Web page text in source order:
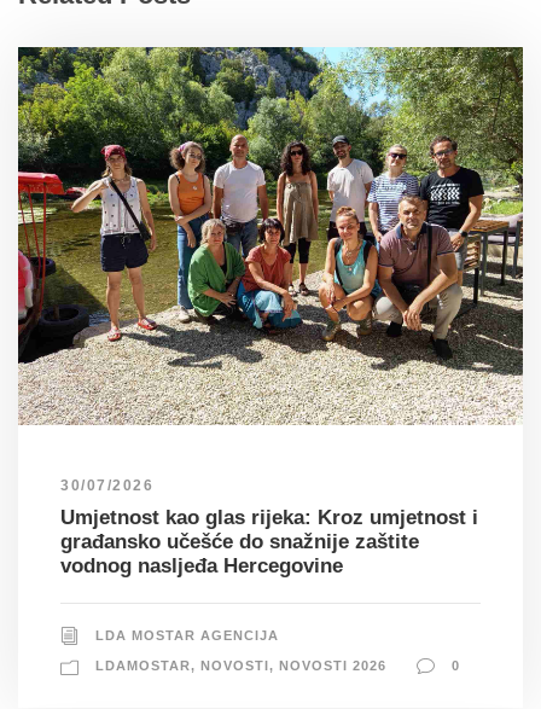
30/07/2026
Umjetnost kao glas rijeka: Kroz umjetnost i
građansko učešće do snažnije zaštite
vodnog nasljeđa Hercegovine
LDA MOSTAR AGENCIJA
LDAMOSTAR, NOVOSTI, NOVOSTI 2026 0